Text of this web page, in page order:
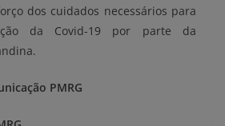
dos cuidados necessários para
da Covid-19 por parte da
PMRG